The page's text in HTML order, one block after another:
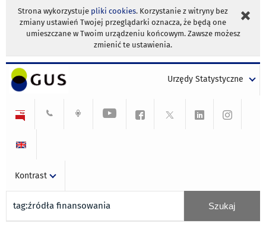
Strona wykorzystuje pliki cookies. Korzystanie z witryny bez
zmiany ustawień Twojej przeglądarki oznacza, że będą one
umieszczane w Twoim urządzeniu końcowym. Zawsze możesz
zmienić te ustawienia.
Urzędy Statystyczne
Kontrast